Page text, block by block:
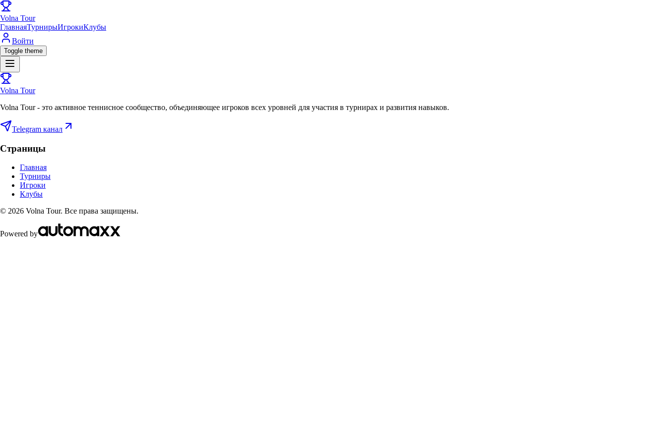
Volna Tour
ГлавнаяТурнирыИгрокиКлубы
Войти
Toggle theme
Volna Tour
Volna Tour - это активное теннисное сообщество, объединяющее игроков всех уровней для участия в турнирах и развития навыков.
Telegram канал
Страницы
Главная
Турниры
Игроки
Клубы
© 2026 Volna Tour. Все права защищены.
Powered by